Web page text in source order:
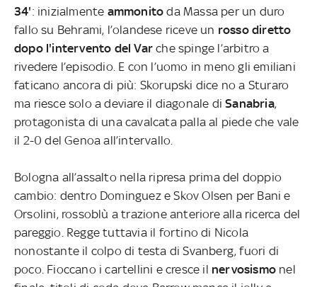
34': inizialmente ammonito da Massa per un duro
fallo su Behrami, l’olandese riceve un rosso diretto
dopo l'intervento del Var che spinge l’arbitro a
rivedere l’episodio. E con l’uomo in meno gli emiliani
faticano ancora di più: Skorupski dice no a Sturaro
ma riesce solo a deviare il diagonale diSanabria,
protagonista di una cavalcata palla al piede che vale
il 2-0 del Genoa all’intervallo.
Bologna all’assalto nella ripresa prima del doppio
cambio: dentro Dominguez e Skov Olsen per Bani e
Orsolini, rossoblù a trazione anteriore alla ricerca del
pareggio. Regge tuttavia il fortino di Nicola
nonostante il colpo di testa di Svanberg, fuori di
poco. Fioccano i cartellini e cresce il nervosismo nel